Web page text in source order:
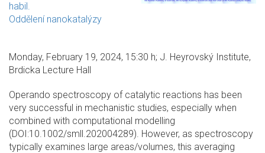
habil.
Oddělení nanokatalýzy
Monday, February 19, 2024, 15:30 h; J. Heyrovský Institute,
Brdicka Lecture Hall
Operando spectroscopy of catalytic reactions has been
very successful in mechanistic studies, especially when
combined with computational modelling
(DOI:10.1002/smll.202004289). However, as spectroscopy
typically examines large areas/volumes, this averaging